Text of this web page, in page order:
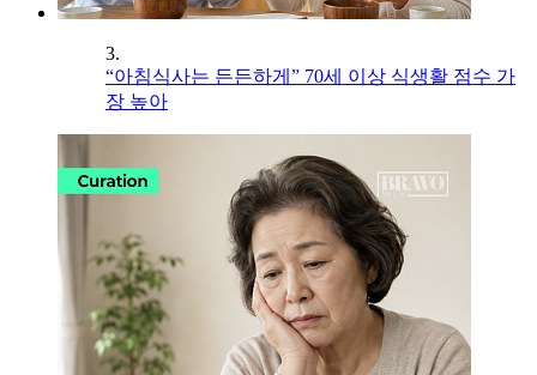
3.
“아침식사는 든든하게” 70세 이상 식생활 점수 가
장 높아